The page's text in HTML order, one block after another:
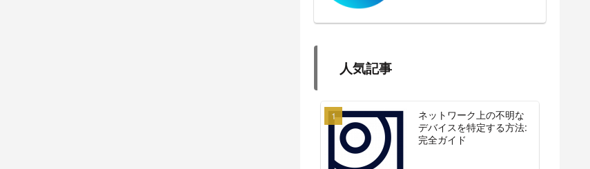
人気記事
ネットワーク上の不明な
デバイスを特定する方法:
完全ガイド